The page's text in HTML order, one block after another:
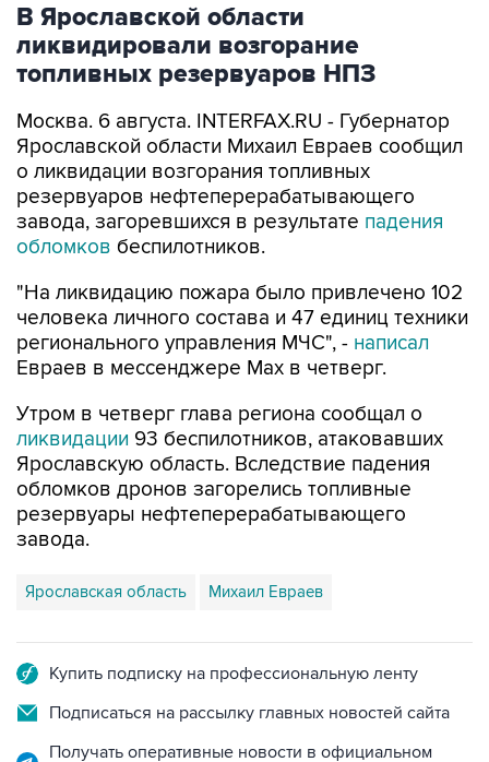
В Ярославской области
ликвидировали возгорание
топливных резервуаров НПЗ
Москва. 6 августа. INTERFAX.RU - Губернатор
Ярославской области Михаил Евраев сообщил
о ликвидации возгорания топливных
резервуаров нефтеперерабатывающего
завода, загоревшихся в результате падения
обломков беспилотников.
"На ликвидацию пожара было привлечено 102
человека личного состава и 47 единиц техники
регионального управления МЧС", - написал
Евраев в мессенджере Мах в четверг.
Утром в четверг глава региона сообщал о
ликвидации 93 беспилотников, атаковавших
Ярославскую область. Вследствие падения
обломков дронов загорелись топливные
резервуары нефтеперерабатывающего
завода.
Ярославская область Михаил Евраев
Купить подписку на профессиональную ленту
Подписаться на рассылку главных новостей сайта
Получать оперативные новости в официальном